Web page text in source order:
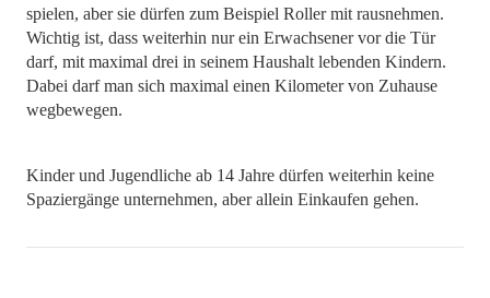
spielen, aber sie dürfen zum Beispiel Roller mit rausnehmen.
Wichtig ist, dass weiterhin nur ein Erwachsener vor die Tür
darf, mit maximal drei in seinem Haushalt lebenden Kindern.
Dabei darf man sich maximal einen Kilometer von Zuhause
wegbewegen.
Kinder und Jugendliche ab 14 Jahre dürfen weiterhin keine
Spaziergänge unternehmen, aber allein Einkaufen gehen.